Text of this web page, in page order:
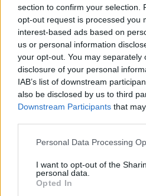
section to confirm your selection.
opt-out request is processed you
interest-based ads based on
us or personal information
your opt-out. You may separately
disclosure of your personal
IAB’s list of downstream
also be disclosed by us to third
Downstream Participants that
Please note that this website/app
not limited to your visit or usage
grant or deny consent to Google
use your data for below specified
Personal Data Processing
I want to opt-out of the
personal data.
Opted In
Zacznij pisać, żeby zobaczyć
ZOBACZ WSZYSTKIE WYNIKI
SUBSCRIBE